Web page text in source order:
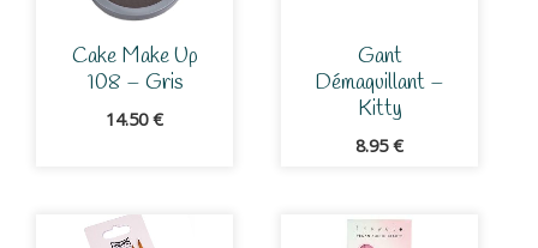
Cake Make Up
108 – Gris
14.50€
Gant
Démaquillant –
Kitty
8.95€